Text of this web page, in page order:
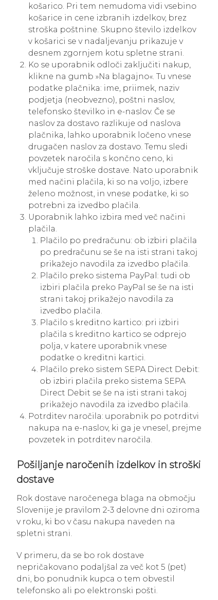
košarico. Pri tem nemudoma vidi vsebino
košarice in cene izbranih izdelkov, brez
stroška poštnine. Skupno število izdelkov
v košarici se v nadaljevanju prikazuje v
desnem zgornjem kotu spletne strani.
Ko se uporabnik odloči zaključiti nakup,
klikne na gumb »Na blagajno«. Tu vnese
podatke plačnika: ime, priimek, naziv
podjetja (neobvezno), poštni naslov,
telefonsko številko in e-naslov. Če se
naslov za dostavo razlikuje od naslova
plačnika, lahko uporabnik ločeno vnese
drugačen naslov za dostavo. Temu sledi
povzetek naročila s končno ceno, ki
vključuje stroške dostave. Nato uporabnik
med načini plačila, ki so na voljo, izbere
želeno možnost, in vnese podatke, ki so
potrebni za izvedbo plačila.
Uporabnik lahko izbira med več načini
plačila.
Plačilo po predračunu: ob izbiri plačila
po predračunu se še na isti strani takoj
prikažejo navodila za izvedbo plačila.
Plačilo preko sistema PayPal: tudi ob
izbiri plačila preko PayPal se še na isti
strani takoj prikažejo navodila za
izvedbo plačila.
Plačilo s kreditno kartico: pri izbiri
plačila s kreditno kartico se odprejo
polja, v katere uporabnik vnese
podatke o kreditni kartici.
Plačilo preko sistem SEPA Direct Debit:
ob izbiri plačila preko sistema SEPA
Direct Debit se še na isti strani takoj
prikažejo navodila za izvedbo plačila.
Potrditev naročila: uporabnik po potrditvi
nakupa na e-naslov, ki ga je vnesel, prejme
povzetek in potrditev naročila.
Pošiljanje naročenih izdelkov in stroški
dostave
Rok dostave naročenega blaga na območju
Slovenije je pravilom 2-3 delovne dni oziroma
v roku, ki bo v času nakupa naveden na
spletni strani.
V primeru, da se bo rok dostave
nepričakovano podaljšal za več kot 5 (pet)
dni, bo ponudnik kupca o tem obvestil
telefonsko ali po elektronski pošti.